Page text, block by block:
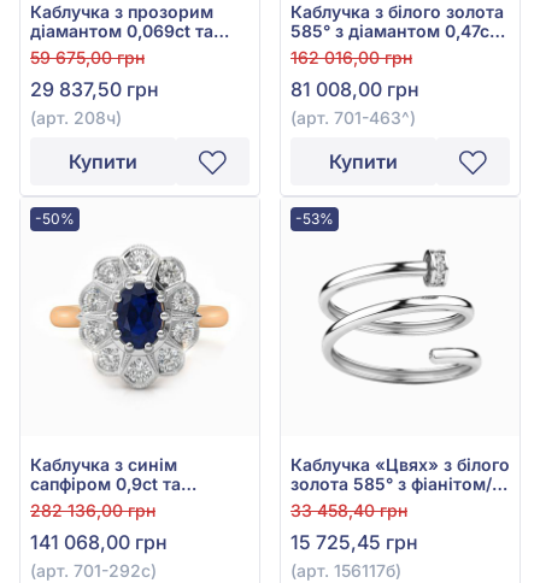
Каблучка з прозорим
діамантом 0,069ct та
чорним діамантом
0,117ct із червоного
золота 585°, арт. 208ч
59 675,00 грн
29 837,50 грн
(арт. 208ч)
Купити
Каблучка з білого золота
585° з діамантом 0,47ct,
арт. 701-463
162 016,00 грн
81 008,00 грн
(арт. 701-463^)
Купити
-50%
Каблучка з синім
сапфіром 0,9ct та
діамантом 0,31ct із
червоно-білого золота
585°, арт. 701-292с
282 136,00 грн
141 068,00 грн
(арт. 701-292с)
-53%
Каблучка «Цвях» з білого
золота 585° з фіанітом/
куб.цирконієм, арт.
156117б
33 458,40 грн
15 725,45 грн
(арт. 156117б)